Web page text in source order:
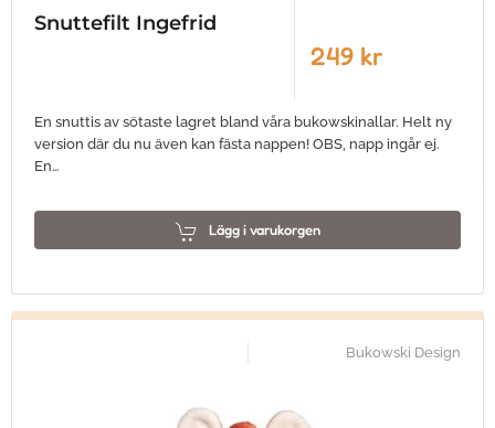
Snuttefilt Ingefrid
249 kr
En snuttis av sötaste lagret bland våra bukowskinallar. Helt ny
version där du nu även kan fästa nappen! OBS, napp ingår ej.
En…
Lägg i varukorgen
Bukowski Design